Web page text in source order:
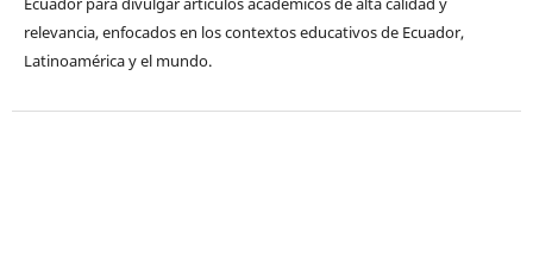
relevancia, enfocados en los contextos educativos de Ecuador,
Latinoamérica y el mundo.